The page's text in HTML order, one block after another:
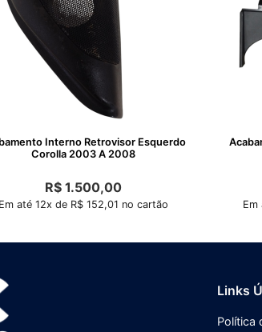
Interno Retrovisor Esquerdo
Corolla 2003 A 2008
R$1.500,00
Em até 12x de R$ 152,01 no cartão Em
Links
Política